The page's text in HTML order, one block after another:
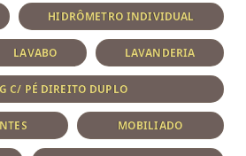
HIDRÔMETRO INDIVIDUAL
LAVABO LAVANDERIA
C/ PÉ DIREITO DUPLO
MOBILIADO